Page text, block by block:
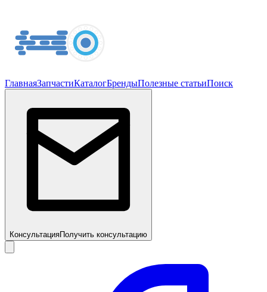
ГлавнаяЗапчастиКаталогБрендыПолезные статьиПоиск
КонсультацияПолучить консультацию